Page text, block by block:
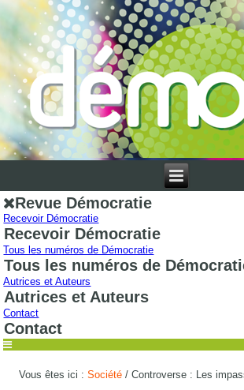
Revue Démocratie
Recevoir Démocratie
Recevoir Démocratie
Tous les numéros de Démocratie
Tous les numéros de
Autrices et Auteurs
Autrices et Auteurs
Contact
Contact
Vous êtes ici :Société /Controverse : Les